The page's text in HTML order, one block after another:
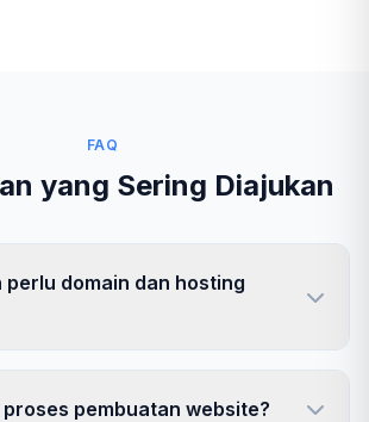
FAQ
yang Sering Diajukan
perlu domain dan hosting
pembuatan website?